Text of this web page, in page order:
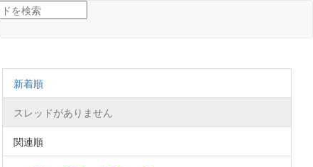
新着順
スレッドがありません
関連順